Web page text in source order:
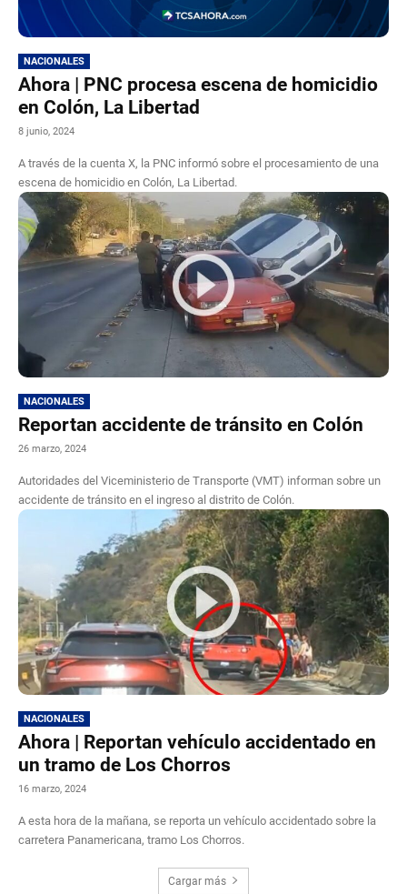
NACIONALES
Ahora | PNC procesa escena de homicidio
en Colón, La Libertad
8 junio, 2024
A través de la cuenta X, la PNC informó sobre el procesamiento de una
escena de homicidio en Colón, La Libertad.
NACIONALES
Reportan accidente de tránsito en Colón
26 marzo, 2024
Autoridades del Viceministerio de Transporte (VMT) informan sobre un
accidente de tránsito en el ingreso al distrito de Colón.
NACIONALES
Ahora | Reportan vehículo accidentado en
un tramo de Los Chorros
16 marzo, 2024
A esta hora de la mañana, se reporta un vehículo accidentado sobre la
carretera Panamericana, tramo Los Chorros.
Cargar más